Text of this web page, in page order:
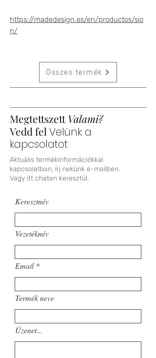
https://madedesign.es/en/productos/sio
n/
Összes termék
Megtettszett Valami?
Vedd fel Velünk a
kapcsolatot
Aktuális termékinformációkkal
kapcsolatban, írj nekünk e-mailben.
Vagy itt chaten keresztül.
Keresztnév
Vezetéknév
Email
Termék neve
Üzenet...